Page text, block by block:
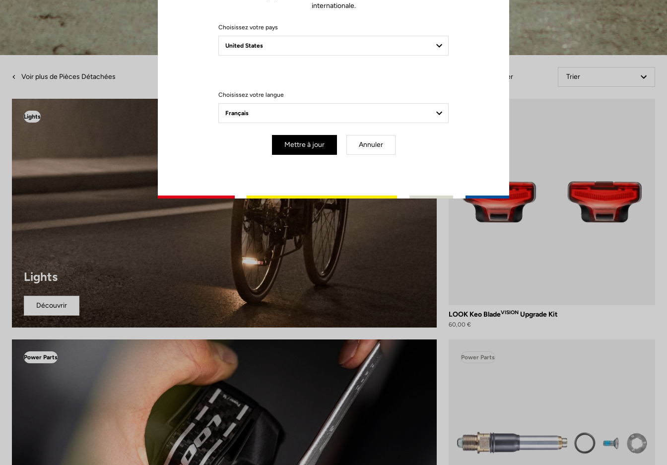
Voir plus de Pièces Détachées Filtrer Trier
Lights
Lights
Découvrir
LOOK Keo BladeVISION Upgrade Kit
60,00 €
Power Parts Power Parts
internationale.
Choisissez votre pays
Choisissez votre langue
Mettre à jour Annuler